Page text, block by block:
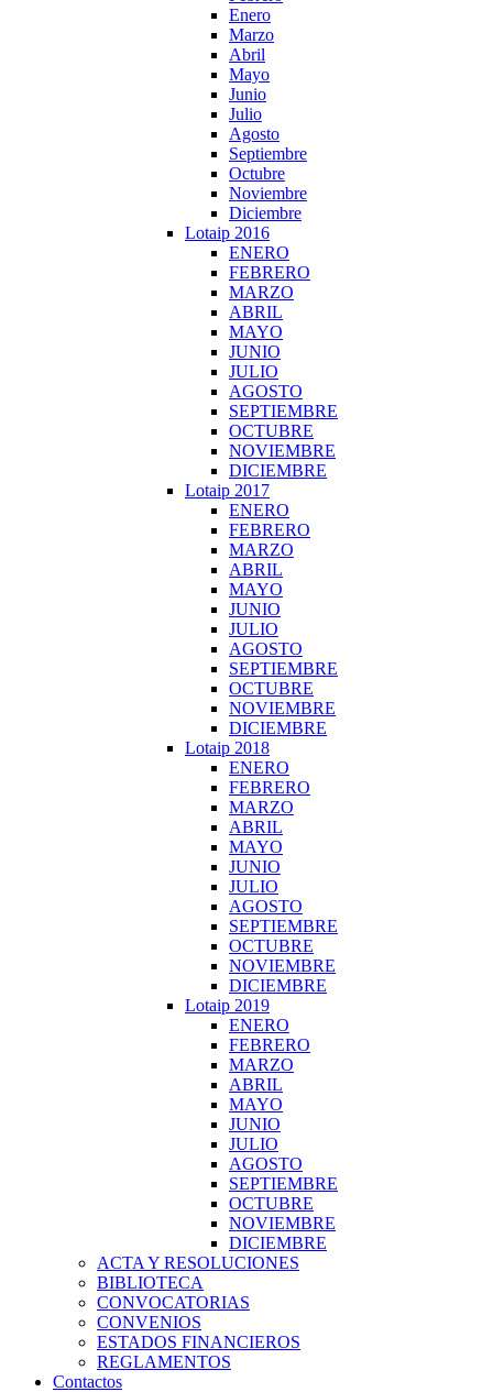
Enero
Marzo
Abril
Mayo
Junio
Julio
Agosto
Septiembre
Octubre
Noviembre
Diciembre
Lotaip 2016
ENERO
FEBRERO
MARZO
ABRIL
MAYO
JUNIO
JULIO
AGOSTO
SEPTIEMBRE
OCTUBRE
NOVIEMBRE
DICIEMBRE
Lotaip 2017
ENERO
FEBRERO
MARZO
ABRIL
MAYO
JUNIO
JULIO
AGOSTO
SEPTIEMBRE
OCTUBRE
NOVIEMBRE
DICIEMBRE
Lotaip 2018
ENERO
FEBRERO
MARZO
ABRIL
MAYO
JUNIO
JULIO
AGOSTO
SEPTIEMBRE
OCTUBRE
NOVIEMBRE
DICIEMBRE
Lotaip 2019
ENERO
FEBRERO
MARZO
ABRIL
MAYO
JUNIO
JULIO
AGOSTO
SEPTIEMBRE
OCTUBRE
NOVIEMBRE
DICIEMBRE
ACTA Y RESOLUCIONES
BIBLIOTECA
CONVOCATORIAS
CONVENIOS
ESTADOS FINANCIEROS
REGLAMENTOS
Contactos